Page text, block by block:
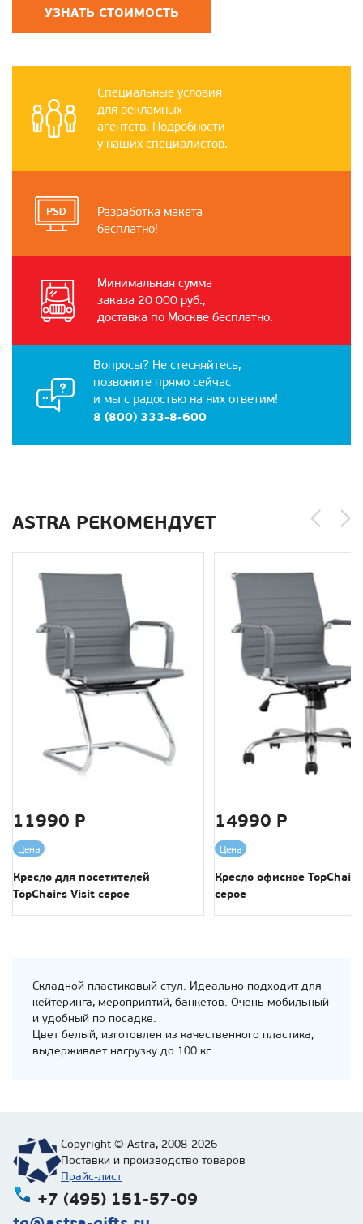
УЗНАТЬ СТОИМОСТЬ
Специальные условия
для рекламных
агентств. Подробности
у наших специалистов.
Разработка макета
бесплатно!
Минимальная сумма
заказа 20 000 руб.,
доставка по Москве бесплатно.
Вопросы? Не стесняйтесь,
позвоните прямо сейчас
и мы с радостью на них ответим!
8 (800) 333-8-600
ASTRA РЕКОМЕНДУЕТ
11990 Р
Цена
Кресло для посетителей
TopChairs Visit серое
14990 Р
Цена
Кресло офисное
серое
Складной пластиковый стул. Идеально подходит для
кейтеринга, мероприятий, банкетов. Очень мобильный
и удобный по посадке.
Цвет белый, изготовлен из качественного пластика,
выдерживает нагрузку до 100 кг.
Copyright © Astra, 2008-2026
Поставки и производство товаров
Прайс-лист
+7 (495) 151-57-09